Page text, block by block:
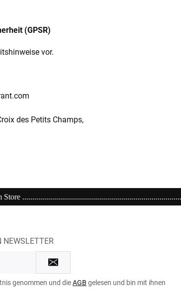
(GPSR)
vor.
des Petits Champs,
NEWSLETTER
genommen und dieAGB gelesen und bin mit ihnen